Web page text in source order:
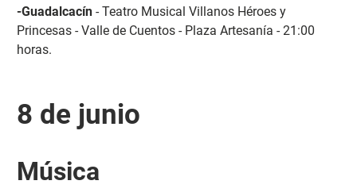
-Guadalcacín- Teatro Musical Villanos Héroes y
Princesas - Valle de Cuentos - Plaza Artesanía - 21:00
horas.
8 de junio
Música